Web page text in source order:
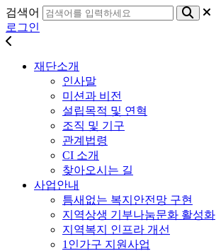
검색어
로그인
재단소개
인사말
미션과 비전
설립목적 및 연혁
조직 및 기구
관계법령
CI 소개
찾아오시는 길
사업안내
틈새없는 복지안전망 구현
지역상생 기부나눔문화 활성화
지역복지 인프라 개선
1인가구 지원사업